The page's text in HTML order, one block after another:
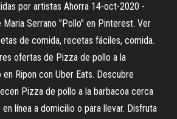
por artistas Ahorra 14-oct-2020 -
Maria Serrano "Pollo" en Pinterest. Ver
de comida, recetas fáciles, comida.
ofertas de Pizza de pollo a la
Ripon con Uber Eats. Descubre
Pizza de pollo a la barbacoa cerca
línea a domicilio o para llevar. Disfruta